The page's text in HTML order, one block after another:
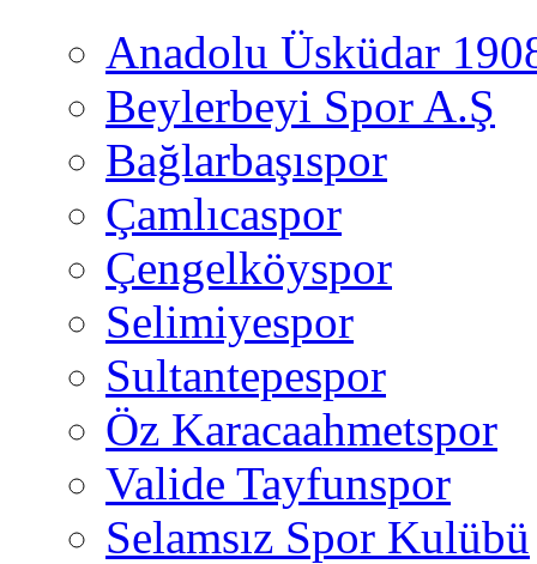
Anadolu Üsküdar
Beylerbeyi Spor A.Ş
Bağlarbaşıspor
Çamlıcaspor
Çengelköyspor
Selimiyespor
Sultantepespor
Öz Karacaahmetspor
Valide Tayfunspor
Selamsız Spor Kulübü